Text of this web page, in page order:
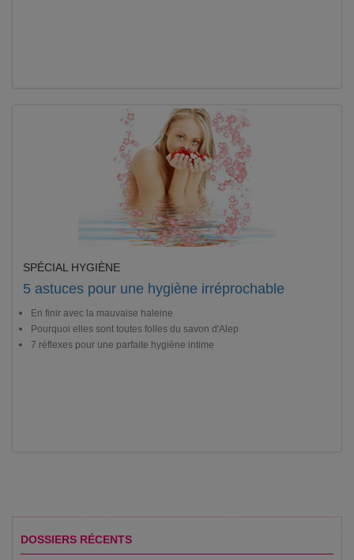
SPÉCIAL HYGIÈNE
5 astuces pour une hygiène irréprochable
En finir avec la mauvaise haleine
Pourquoi elles sont toutes folles du savon d'Alep
7 réflexes pour une parfaite hygiène intime
DOSSIERS RÉCENTS